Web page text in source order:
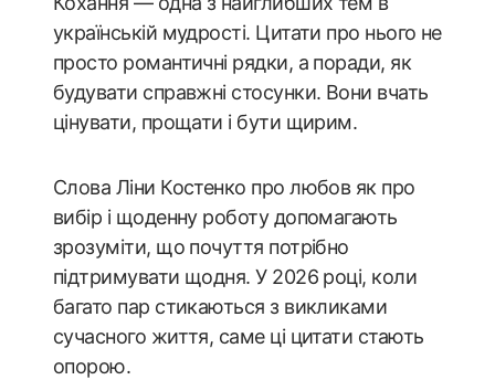
українській мудрості. Цитати про нього не
просто романтичні рядки, а поради, як
будувати справжні стосунки. Вони вчать
цінувати, прощати і бути щирим.
Слова Ліни Костенко про любов як про
вибір і щоденну роботу допомагають
зрозуміти, що почуття потрібно
підтримувати щодня. У 2026 році, коли
багато пар стикаються з викликами
сучасного життя, саме ці цитати стають
опорою.